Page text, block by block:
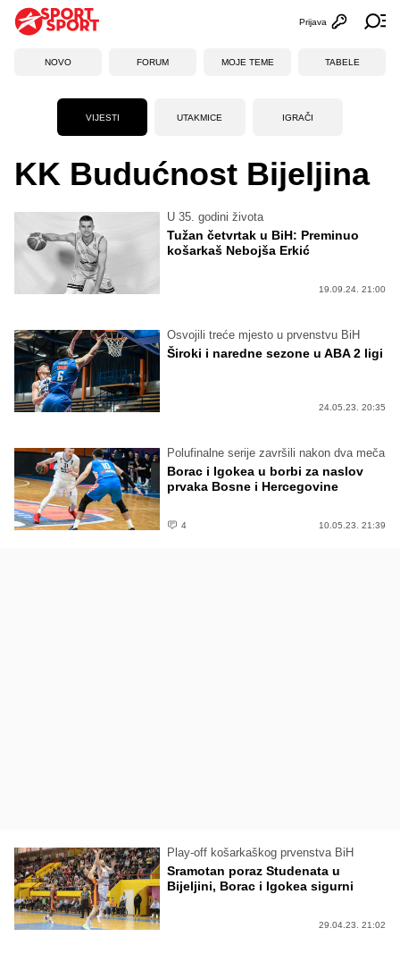
Otvori
Prijava
NOVO FORUM MOJE TEME TABELE
VIJESTI UTAKMICE IGRAČI
KK Budućnost Bijeljina
U 35. godini života
Tužan četvrtak u BiH: Preminuo
košarkaš Nebojša Erkić
19.09.24. 21:00
Osvojili treće mjesto u prvenstvu BiH
Široki i naredne sezone u ABA 2 ligi
24.05.23. 20:35
Polufinalne serije završili nakon dva meča
Borac i Igokea u borbi za naslov
prvaka Bosne i Hercegovine
4 10.05.23. 21:39
Play-off košarkaškog prvenstva BiH
Sramotan poraz Studenata u
Bijeljini, Borac i Igokea sigurni
29.04.23. 21:02